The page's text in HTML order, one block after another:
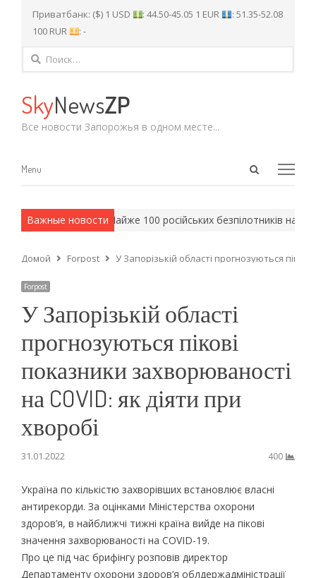
Приватбанк: ($) 1 USD : 44.50-45.05 1 EUR
: 51.35-52.08
100 RUR
: -
Найти:
SkyNewsZP
Все новости Запорожья в одном месте...
Open
Menu
Menu
Важные новости
методы. Майже 100 російських безпілотників над
Домой Forpost У Запорізькій області прогнозуються
Forpost
У Запорізькій області
прогнозуються пікові
показники захворюваності
на COVID: як діяти при
хворобі
31.01.2022 400
Україна по кількістю захворівших встановлює власні
антирекорди. За оцінками Міністерства охорони
здоров’я, в найближчі тижні країна вийде на пікові
значення захворюваності на COVID-19.
Про це під час брифінгу розповів директор
Департаменту охорони здоров’я облдержадміністрації